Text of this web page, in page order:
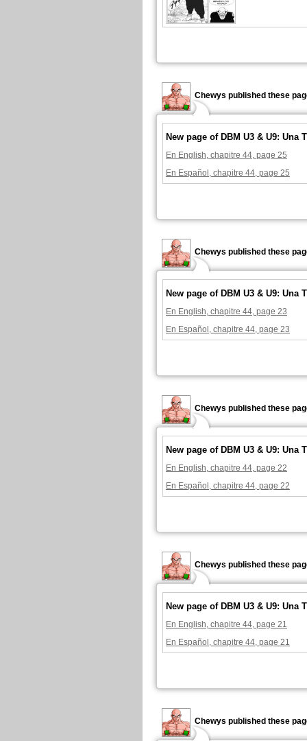
Chewys published these
New page of DBM U3 & U9: Una
En English, chapitre 44, page 25
En Español, chapitre 44, page 25
Chewys published these
New page of DBM U3 & U9: Una
En English, chapitre 44, page 23
En Español, chapitre 44, page 23
Chewys published these
New page of DBM U3 & U9: Una
En English, chapitre 44, page 22
En Español, chapitre 44, page 22
Chewys published these
New page of DBM U3 & U9: Una
En English, chapitre 44, page 21
En Español, chapitre 44, page 21
Chewys published these